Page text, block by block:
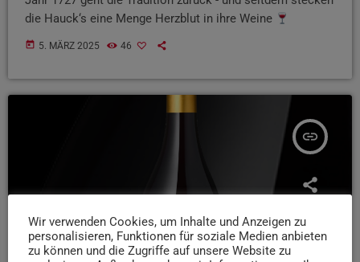
die Hauck‘s eine Menge Herzblut in ihre Weine
today 5. MÄRZ 2025 46
insert_link
Wir verwenden Cookies, um Inhalte und Anzeigen zu
personalisieren, Funktionen für soziale Medien anbieten
zu können und die Zugriffe auf unsere Website zu